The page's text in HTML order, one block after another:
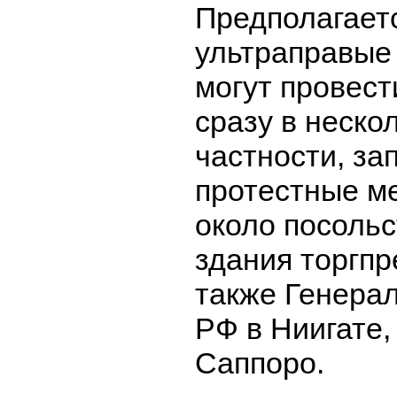
могут
сразу в
частности,
протестные
около
здания
также
РФ в
Саппоро.